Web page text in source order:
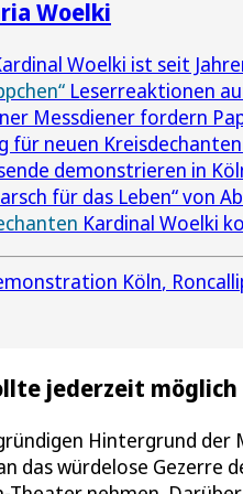
Woelki
Woelki ist seit
Leserreaktionen
Messdiener fordern
für neuen
demonstrieren in
für das Leben“ von
Kardinal Woelki
Köln
jederzeit möglich
Hintergrund der
das würdelose